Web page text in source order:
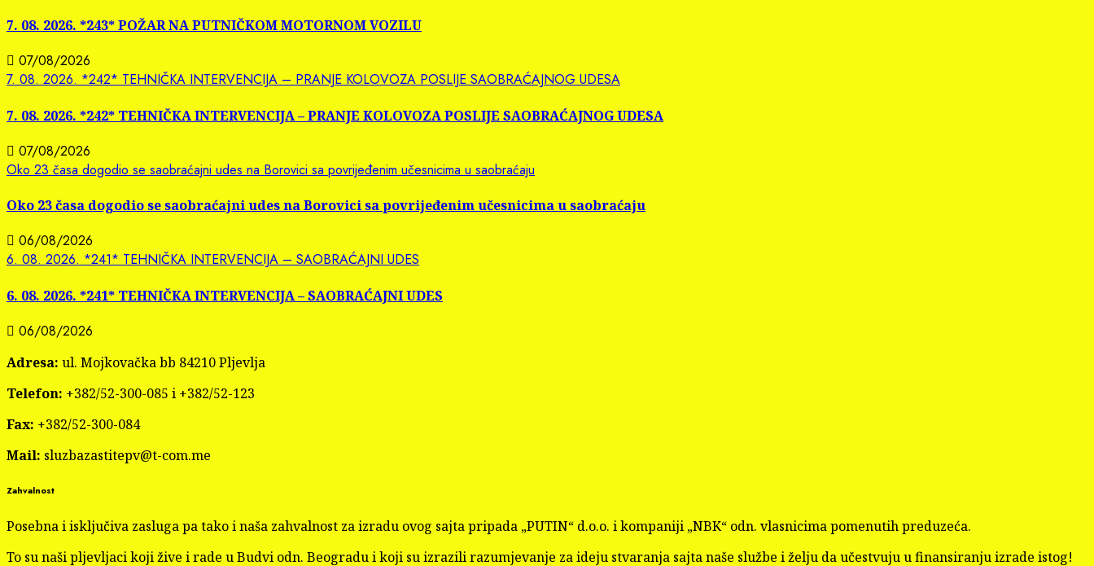
7. 08. 2026. *243* POŽAR NA PUTNIČKOM MOTORNOM VOZILU
07/08/2026
7. 08. 2026. *242* TEHNIČKA INTERVENCIJA – PRANJE KOLOVOZA POSLIJE SAOBRAĆAJNOG UDESA
7. 08. 2026. *242* TEHNIČKA INTERVENCIJA – PRANJE KOLOVOZA POSLIJE SAOBRAĆAJNOG UDESA
07/08/2026
Oko 23 časa dogodio se saobraćajni udes na Borovici sa povrijeđenim učesnicima u saobraćaju
Oko 23 časa dogodio se saobraćajni udes na Borovici sa povrijeđenim učesnicima u saobraćaju
06/08/2026
6. 08. 2026. *241* TEHNIČKA INTERVENCIJA – SAOBRAĆAJNI UDES
6. 08. 2026. *241* TEHNIČKA INTERVENCIJA – SAOBRAĆAJNI UDES
06/08/2026
Adresa: ul. Mojkovačka bb 84210 Pljevlja
Telefon: +382/52-300-085 i +382/52-123
Fax: +382/52-300-084
Mail: sluzbazastitepv@t-com.me
Zahvalnost
Posebna i isključiva zasluga pa tako i naša zahvalnost za izradu ovog sajta pripada „PUTIN“ d.o.o. i kompaniji „NBK“ odn. vlasnicima pomenutih preduzeća.
To su naši pljevljaci koji žive i rade u Budvi odn. Beogradu i koji su izrazili razumjevanje za ideju stvaranja sajta naše službe i želju da učestvuju u finansiranju izrade istog!